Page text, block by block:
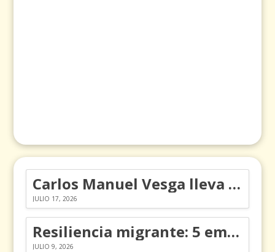
Carlos Manuel Vesga lleva el nombre de Colombia a los Emmy
JULIO 17, 2026
Resiliencia migrante: 5 emociones y cómo gestionarlas
JULIO 9, 2026